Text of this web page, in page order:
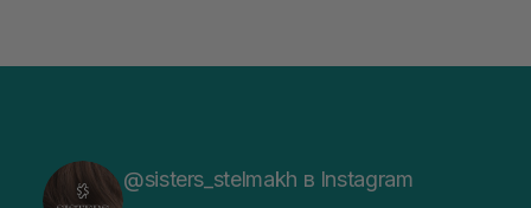
@sisters_stelmakh в Instagram